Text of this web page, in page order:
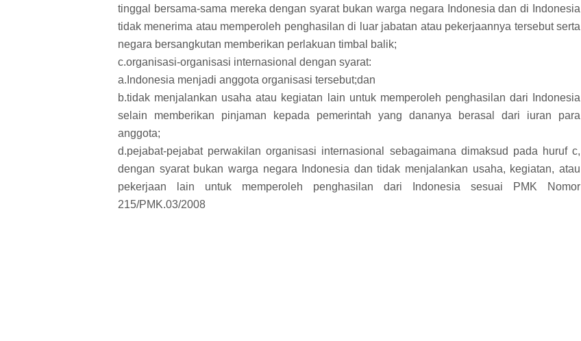
tinggal bersama-sama mereka dengan syarat bukan warga negara Indonesia dan di Indonesia
tidak menerima atau memperoleh penghasilan di luar jabatan atau pekerjaannya tersebut serta
negara bersangkutan memberikan perlakuan timbal balik;
c.organisasi-organisasi internasional dengan syarat:
a.Indonesia menjadi anggota organisasi tersebut;dan
b.tidak menjalankan usaha atau kegiatan lain untuk memperoleh penghasilan dari Indonesia
selain memberikan pinjaman kepada pemerintah yang dananya berasal dari iuran para
anggota;
d.pejabat-pejabat perwakilan organisasi internasional sebagaimana dimaksud pada huruf c,
dengan syarat bukan warga negara Indonesia dan tidak menjalankan usaha, kegiatan, atau
pekerjaan lain untuk memperoleh penghasilan dari Indonesia sesuai PMK Nomor
215/PMK.03/2008